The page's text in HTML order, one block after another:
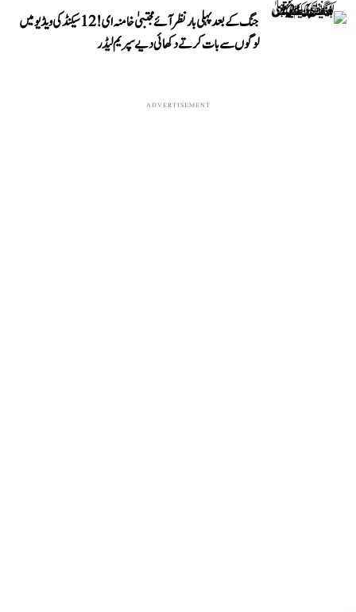
جنگ کے بعد پہلی بار نظر آئے مجتبیٰ خامنہ ای! 12 سیکنڈ کی ویڈیو میں
لوگوں سے بات کرتے دکھائی دیے سپریم لیڈر
ADVERTISEMENT